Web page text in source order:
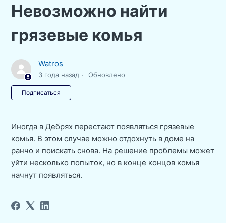
Невозможно найти
грязевые комья
Watros
3 года назад Обновлено
Подписаться
Иногда в Дебрях перестают появляться грязевые
комья. В этом случае можно отдохнуть в доме на
ранчо и поискать снова. На решение проблемы может
уйти несколько попыток, но в конце концов комья
начнут появляться.